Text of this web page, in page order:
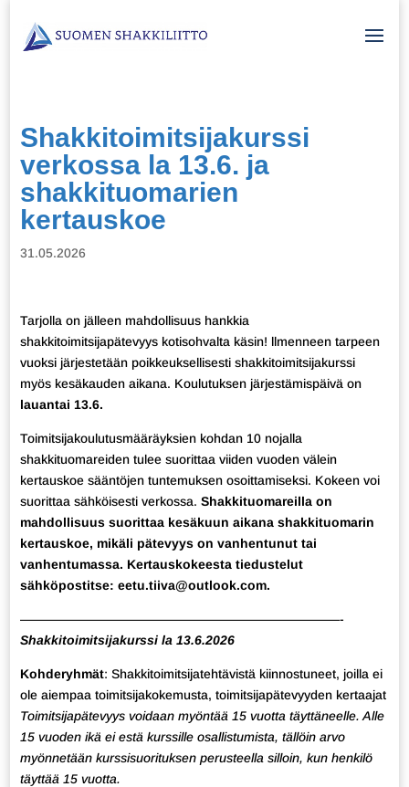
Shakkitoimitsijakurssi
verkossa la 13.6. ja
shakkituomarien
kertauskoe
31.05.2026
Tarjolla on jälleen mahdollisuus hankkia
shakkitoimitsijapätevyys kotisohvalta käsin! llmenneen tarpeen
vuoksi järjestetään poikkeuksellisesti shakkitoimitsijakurssi
myös kesäkauden aikana. Koulutuksen järjestämispäivä on
lauantai 13.6.
Toimitsijakoulutusmääräyksien kohdan 10 nojalla
shakkituomareiden tulee suorittaa viiden vuoden välein
kertauskoe sääntöjen tuntemuksen osoittamiseksi. Kokeen voi
suorittaa sähköisesti verkossa. Shakkituomareilla on
mahdollisuus suorittaa kesäkuun aikana shakkituomarin
kertauskoe, mikäli pätevyys on vanhentunut tai
vanhentumassa. Kertauskokeesta tiedustelut
sähköpostitse: eetu.tiiva@outlook.com.
—————————————————————————-
Shakkitoimitsijakurssi la 13.6.2026
Kohderyhmät: Shakkitoimitsijatehtävistä kiinnostuneet, joilla ei
ole aiempaa toimitsijakokemusta, toimitsijapätevyyden kertaajat
Toimitsijapätevyys voidaan myöntää 15 vuotta täyttäneelle. Alle
15 vuoden ikä ei estä kurssille osallistumista, tällöin arvo
myönnetään kurssisuorituksen perusteella silloin, kun henkilö
täyttää 15 vuotta.